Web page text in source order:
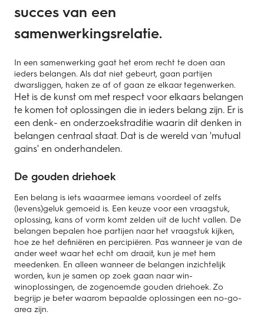
succes van een
samenwerkingsrelatie.
In een samenwerking gaat het erom recht te doen aan
ieders belangen. Als dat niet gebeurt, gaan partijen
dwarsliggen, haken ze af of gaan ze elkaar tegenwerken.
Het is de kunst om met respect voor elkaars belangen
te komen tot oplossingen die in ieders belang zijn. Er is
een denk- en onderzoekstraditie waarin dit denken in
belangen centraal staat. Dat is de wereld van 'mutual
gains' en onderhandelen.
De gouden driehoek
Een belang is iets waaarmee iemans voordeel of zelfs
(levens)geluk gemoeid is. Een keuze voor een vraagstuk,
oplossing, kans of vorm komt zelden uit de lucht vallen. De
belangen bepalen hoe partijen naar het vraagstuk kijken,
hoe ze het definiëren en percipiëren. Pas wanneer je van de
ander weet waar het echt om draait, kun je met hem
meedenken. En alleen wanneer de belangen inzichtelijk
worden, kun je samen op zoek gaan naar win-
winoplossingen, de zogenoemde gouden driehoek. Zo
begrijp je beter waarom bepaalde oplossingen een no-go-
area zijn.